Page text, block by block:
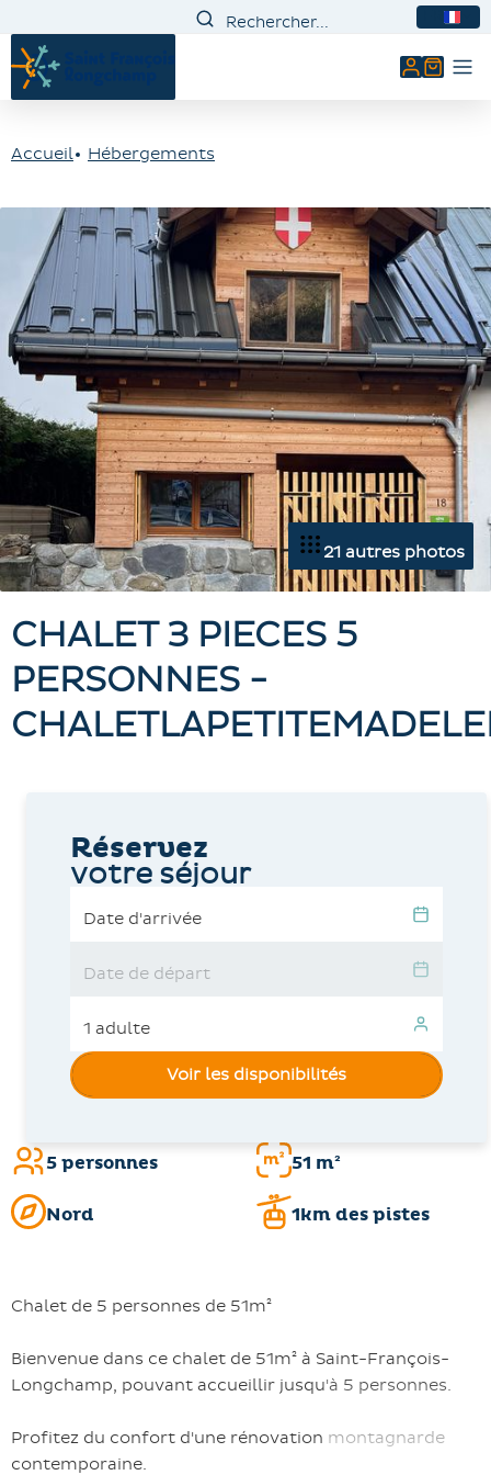
Mon
Accueil Hébergements
21 autres photos
CHALET 3 PIECES 5
PERSONNES -
5 personnes 51 m²
Nord 1km des pistes
Chalet de 5 personnes de 51m²
Bienvenue dans ce chalet de 51m² à Saint-François-
Longchamp, pouvant accueillir jusqu'à 5 personnes.
Profitez du confort d'une rénovation montagnarde
contemporaine.
Réservez
votre séjour
Voir les disponibilités